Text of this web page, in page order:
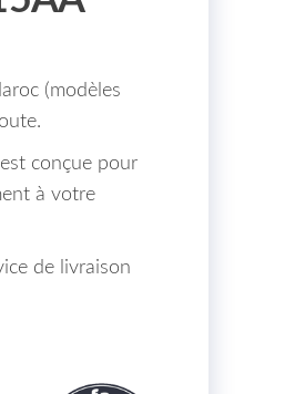
(modèles
conçue pour
à votre
de livraison